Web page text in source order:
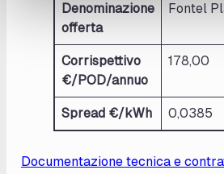
Denominazione
offerta
Fontel
Corrispettivo
€/POD/annuo
178,00
Spread €/kWh 0,0385
Documentazione tecnica e